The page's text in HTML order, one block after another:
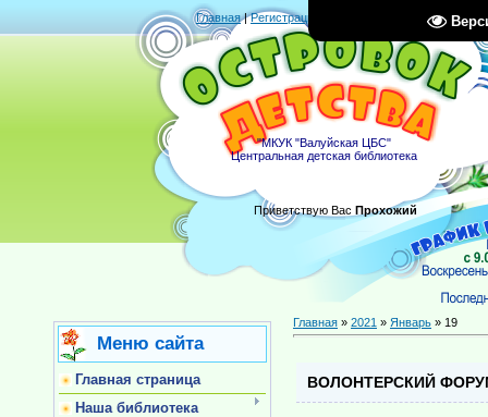
Главная|Регистрация
"МКУК "Валуйская ЦБС"
Центральная детская библиотека
Приветствую Вас Прохожий
Меню сайта
Главная страница
Наша библиотека
Главная » 2021 » Январь » 19
ВОЛОНТЕРСКИЙ